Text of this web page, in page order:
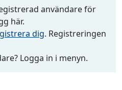
användare för
här.
dig. Registreringen
Logga in i menyn.